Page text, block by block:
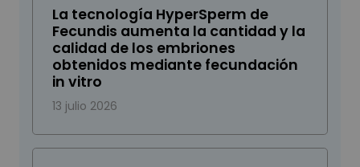
La tecnología HyperSperm de
Fecundis aumenta la cantidad y la
calidad de los embriones
obtenidos mediante fecundación
in vitro
13 julio 2026